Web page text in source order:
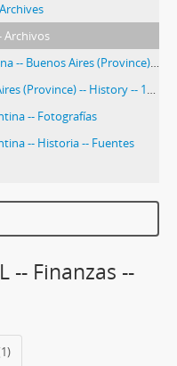
Archivos
Hunting and fishing clubs -- Argentina -- Buenos Aires (Province) -- History.
Immigrants -- Argentina -- Buenos Aires (Province) -- History -- 19th century
-- Fotografías
-- Historia -- Fuentes
-- Finanzas --